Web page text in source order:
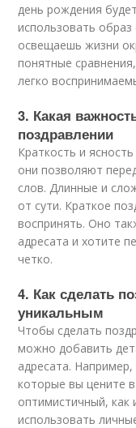
день рождения
использовать
освещаешь жизни
понятные
легко
3. Какая
поздравлении
Краткость и
они позволяют
слов. Длинные и
от сути. Краткое
воспринять. Оно
адресата и хотите
четко.
4. Как сделать
уникальным
Чтобы сделать
можно добавить
адресата.
которые вы цените
оптимистичный,
использовать